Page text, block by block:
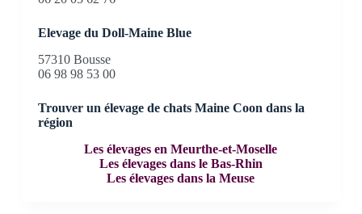
Elevage du Doll-Maine Blue
57310 Bousse
06 98 98 53 00
Trouver un élevage de chats Maine Coon dans la
région
Les élevages en Meurthe-et-Moselle
Les élevages dans le Bas-Rhin
Les élevages dans la Meuse